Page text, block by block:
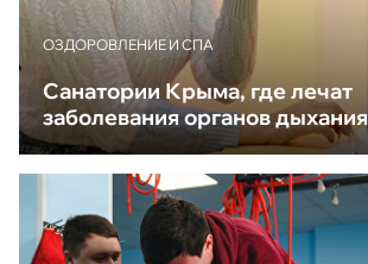
ОЗДОРОВЛЕНИЕ И СПА
Санатории Крыма, где лечат
заболевания органов дыхания